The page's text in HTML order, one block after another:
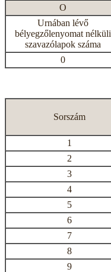
O
Urnában lévő
bélyegzőlenyomat nélküli
szavazólapok száma
0
Sorszám
1
2
3
4
5
6
7
8
9